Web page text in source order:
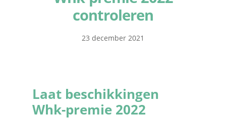
controleren
23 december 2021
Laat beschikkingen
Whk-premie 2022